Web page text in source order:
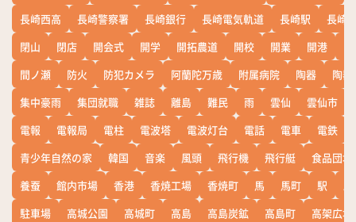
長崎西高
長崎警察署 長崎銀行 長崎電気軌道 長崎駅
長崎
閉山
閉店 開会式 開学 開拓農道 開校 開業 開港
間ノ瀬
防火 防犯カメラ 阿蘭陀万歳 附属病院 陶器
陶器
集中豪雨
集団就職 雑誌 離島 難民 雨 雲仙 雲仙市
電報
電報局 電柱 電波塔 電波灯台 電話 電車 電鉄
青少年自然の家
韓国 音楽 風頭 飛行機 飛行艇
食品団地
養蚕
館内市場 香港 香焼工場 香焼町 馬 馬町 駅
駐車場
高城公園 高城町 高島 高島炭鉱 高島町
高架広場